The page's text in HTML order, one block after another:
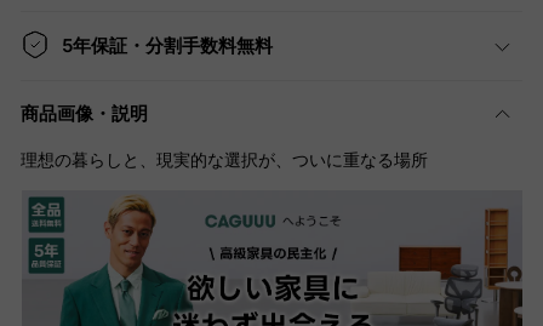
5年保証・分割手数料無料
商品画像・説明
理想の暮らしと、現実的な選択が、ついに重なる場所